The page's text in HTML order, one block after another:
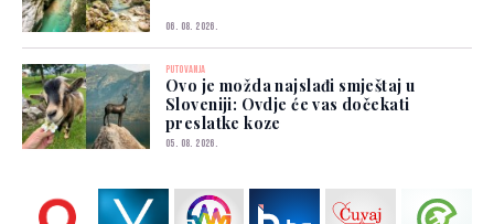
06. 08. 2026.
PUTOVANJA
Ovo je možda najslađi smještaj u
Sloveniji: Ovdje će vas dočekati
preslatke koze
05. 08. 2026.